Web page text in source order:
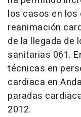
los casos en los
reanimación
de la llegada de
sanitarias 061.
técnicas en
cardiaca en
paradas
2012.